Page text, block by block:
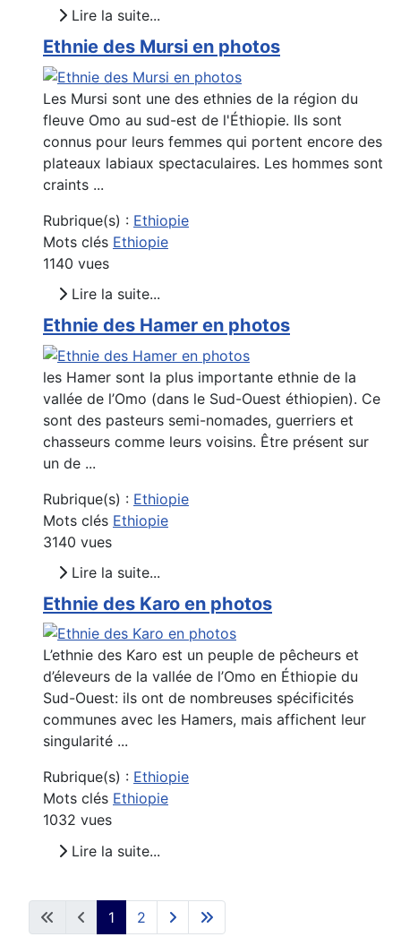
Lire la suite...
Ethnie des Mursi en photos
Les Mursi sont une des ethnies de la région du
fleuve Omo au sud-est de l'Éthiopie. Ils sont
connus pour leurs femmes qui portent encore des
plateaux labiaux spectaculaires. Les hommes sont
craints ...
Rubrique(s) : Ethiopie
Mots clés Ethiopie
1140 vues
Lire la suite...
Ethnie des Hamer en photos
les Hamer sont la plus importante ethnie de la
vallée de l’Omo (dans le Sud-Ouest éthiopien). Ce
sont des pasteurs semi-nomades, guerriers et
chasseurs comme leurs voisins. Être présent sur
un de ...
Rubrique(s) : Ethiopie
Mots clés Ethiopie
3140 vues
Lire la suite...
Ethnie des Karo en photos
L’ethnie des Karo est un peuple de pêcheurs et
d’éleveurs de la vallée de l’Omo en Éthiopie du
Sud-Ouest: ils ont de nombreuses spécificités
communes avec les Hamers, mais affichent leur
singularité ...
Rubrique(s) : Ethiopie
Mots clés Ethiopie
1032 vues
Lire la suite...
1 2